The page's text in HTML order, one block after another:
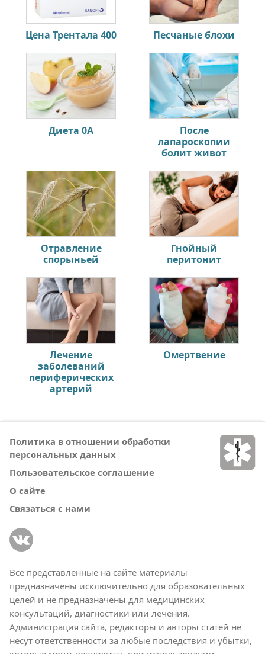
Цена Трентала 400 Песчаные блохи
Диета 0А
После
лапароскопии
болит живот
Отравление
спорыньей
Гнойный
перитонит
Лечение
заболеваний
периферических
артерий
Омертвение
Политика в отношении обработки
персональных данных
Пользовательское соглашение
О сайте
Связаться с нами
Все представленные на сайте материалы
предназначены исключительно для образовательных
целей и не предназначены для медицинских
консультаций, диагностики или лечения.
Администрация сайта, редакторы и авторы статей не
несут ответственности за любые последствия и убытки,